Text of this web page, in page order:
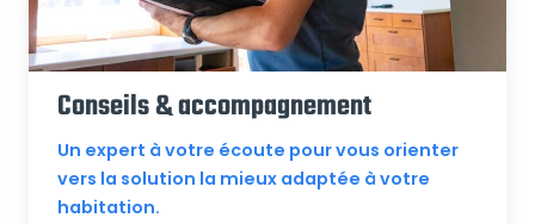
Conseils & accompagnement
Un expert à votre écoute pour vous orienter
vers la solution la mieux adaptée à votre
habitation.